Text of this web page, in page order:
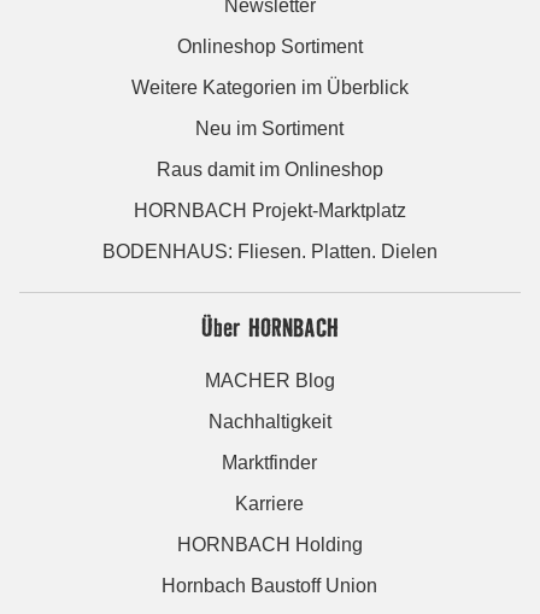
Newsletter
Onlineshop Sortiment
Weitere Kategorien im Überblick
Neu im Sortiment
Raus damit im Onlineshop
HORNBACH Projekt-Marktplatz
BODENHAUS: Fliesen. Platten. Dielen
Über HORNBACH
MACHER Blog
Nachhaltigkeit
Marktfinder
Karriere
HORNBACH Holding
Hornbach Baustoff Union